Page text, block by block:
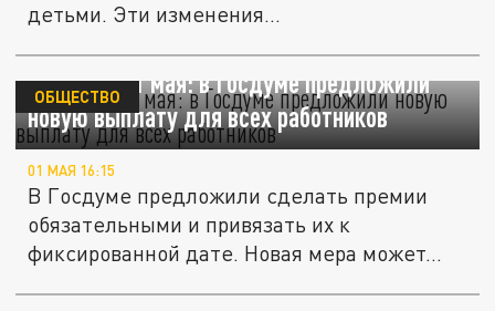
детьми. Эти изменения...
Доплата к 1 мая: в Госдуме предложили
новую выплату для всех работников
ОБЩЕСТВО
01 МАЯ 16:15
В Госдуме предложили сделать премии
обязательными и привязать их к
фиксированной дате. Новая мера может...